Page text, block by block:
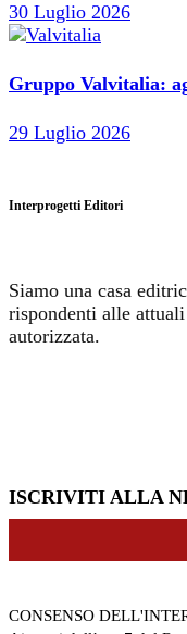
30 Luglio 2026
Gruppo Valvitalia:
29 Luglio 2026
Interprogetti Editori
Siamo una casa
rispondenti alle
autorizzata.
ISCRIVITI ALLA
CONSENSO